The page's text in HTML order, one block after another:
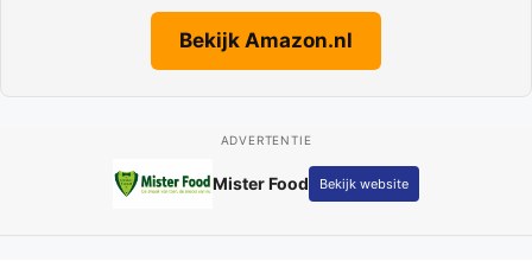
Bekijk Amazon.nl
ADVERTENTIE
Mister Food Bekijk website